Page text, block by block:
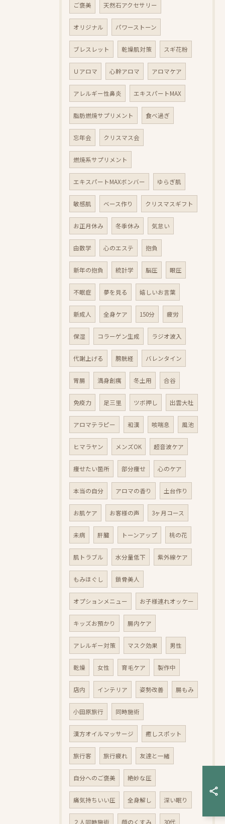
ご褒美 天然石アクセサリー
オリジナル パワーストーン
ブレスレット 乾燥肌対策 スギ花粉
Ｕアロマ 心幹アロマ アロマケア
アレルギー性鼻炎 エキスパートMAX
脂肪燃焼サプリメント 食べ過ぎ
忘年会 クリスマス会
燃焼系サプリメント
エキスパートMAXボンバー ゆらぎ肌
敏感肌 ベース作り クリスマスギフト
お正月休み 冬季休み 気怠い
由数学 心のエステ 抱負
新年の抱負 統計学 脳圧 眼圧
不眠症 夢を見る 嬉しいお言葉
新成人 全身ケア 150分 疲労
保湿 コラーゲン生成 ラジオ波入
代謝上げる 膀胱経 バレンタイン
胃腸 満身創痍 冬土用 合谷
免疫力 足三里 ツボ押し 出雲大社
アロマテラピー 和漢 咳喘息 風池
ヒマラヤン メンズOK 超音波ケア
痩せたい箇所 部分痩せ 心のケア
本当の自分 アロマの香り 土台作り
お肌ケア お客様の声 3ヶ月コース
未病 肝臓 トーンアップ 桃の花
肌トラブル 水分量低下 紫外線ケア
もみほぐし 鎖骨美人
オプションメニュー お子様連れオッケー
キッズお預かり 腸内ケア
アレルギー対策 マスク効果 男性
乾燥 女性 育毛ケア 製作中
店内 インテリア 姿勢改善 腸もみ
小田原旅行 同時施術
漢方オイルマッサージ 癒しスポット
旅行客 旅行疲れ 友達と一緒
自分へのご褒美 絶妙な圧
痛気持ちいい圧 全身解し 深い眠り
２人同時施術 顔のくすみ 30代